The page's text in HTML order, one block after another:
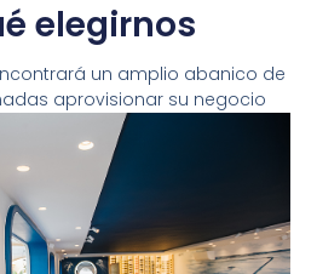
elegirnos
un amplio abanico de
aprovisionar su negocio